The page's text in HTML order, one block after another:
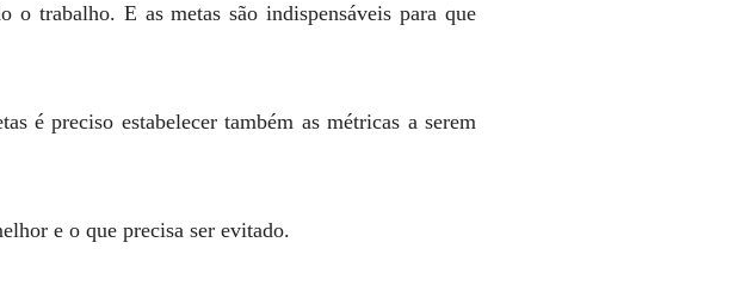
trabalho. E as metas são indispensáveis para que
é preciso estabelecer também as métricas a serem
e o que precisa ser evitado.